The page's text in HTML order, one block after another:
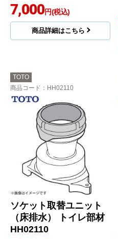
7,000円(税込)
商品詳細はこちら
TOTO
商品コード ：HH02110
ソケット取替ユニット
（床排水） トイレ部材
HH02110